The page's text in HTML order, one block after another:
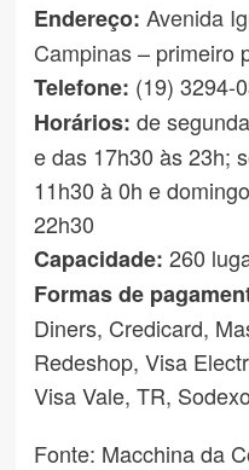
Endereço: Avenida
Campinas– primeiro
Telefone: (19) 3294-
Horários: de
e das 17h30 às 23h;
11h30 à 0h e
22h30
Capacidade: 260
Formas de
Diners, Credicard,
Redeshop, Visa
Visa Vale, TR, Sodexo
Fonte: Macchina da